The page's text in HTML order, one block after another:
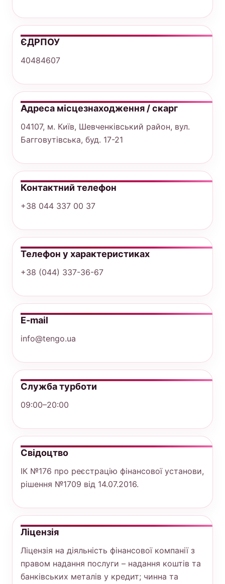
ЄДРПОУ
40484607
Адреса місцезнаходження / скарг
04107, м. Київ, Шевченківський район, вул.
Багговутівська, буд. 17-21
Контактний телефон
+38 044 337 00 37
Телефон у характеристиках
+38 (044) 337-36-67
E-mail
info@tengo.ua
Служба турботи
09:00–20:00
Свідоцтво
ІК №176 про реєстрацію фінансової установи,
рішення №1709 від 14.07.2016.
Ліцензія
Ліцензія на діяльність фінансової компанії з
правом надання послуги – надання коштів та
банківських металів у кредит; чинна та